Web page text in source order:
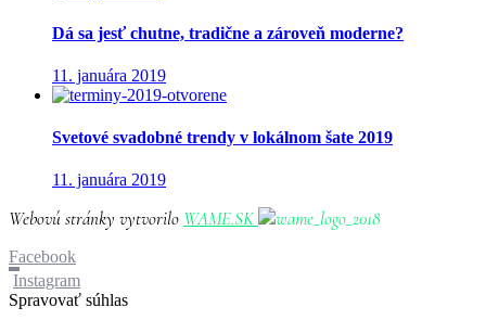
Dá sa jesť chutne, tradične a zároveň moderne?
11. januára 2019
Svetové svadobné trendy v lokálnom šate 2019
11. januára 2019
Webovú stránky vytvorilo WAME.SK
Facebook
Instagram
Spravovať súhlas